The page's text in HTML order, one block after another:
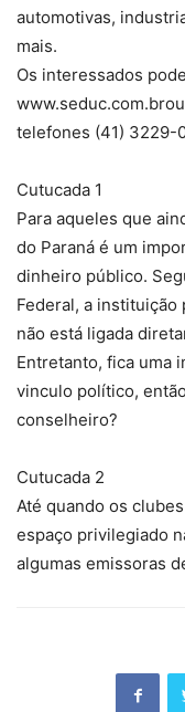
automotivas,
mais.
Os interessados
telefones (41) 3229-
Cutucada 1
Para aqueles que
do Paraná é um
dinheiro público.
Federal, a
não está ligada
Entretanto, fica uma
vinculo político,
conselheiro?
Cutucada 2
Até quando os
espaço privilegiado
algumas emissoras